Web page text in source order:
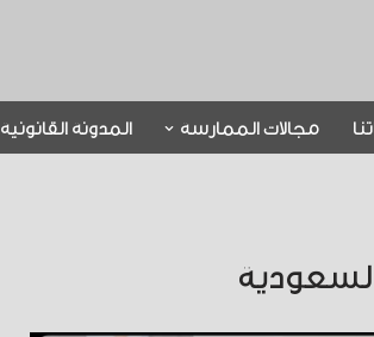
مجالات الممارسة المدونة القانونية